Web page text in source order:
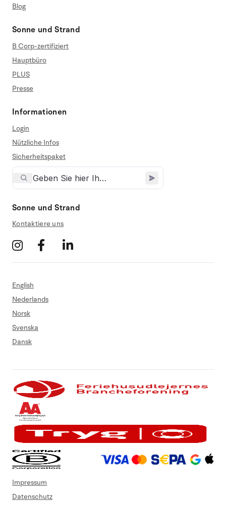
Blog
Sonne und Strand
B Corp-zertifiziert
Hauptbüro
PLUS
Presse
Informationen
Login
Nützliche Infos
Sicherheitspaket
Sonne und Strand
Kontaktiere uns
English
Nederlands
Norsk
Svenska
Dansk
Impressum
Datenschutz